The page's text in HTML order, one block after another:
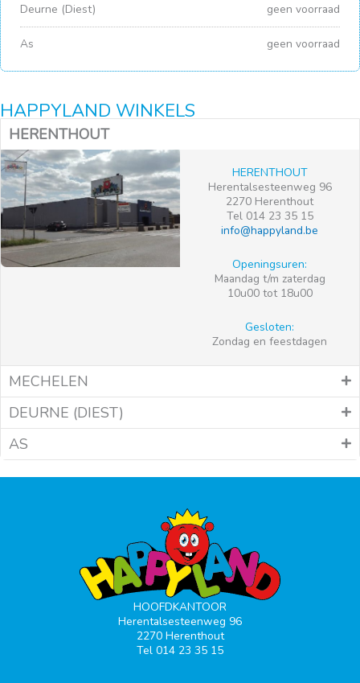
Deurne (Diest) geen voorraad
As geen voorraad
HAPPYLAND WINKELS
HERENTHOUT
HERENTHOUT
Herentalsesteenweg 96
2270 Herenthout
Tel 014 23 35 15
info@happyland.be
Openingsuren:
Maandag t/m zaterdag
10u00 tot 18u00
Gesloten:
Zondag en feestdagen
MECHELEN
DEURNE (DIEST)
AS
HOOFDKANTOOR
Herentalsesteenweg 96
2270 Herenthout
Tel 014 23 35 15